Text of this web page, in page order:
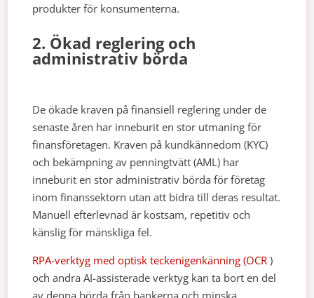
produkter för konsumenterna.
2. Ökad reglering och
administrativ börda
De ökade kraven på finansiell reglering under de
senaste åren har inneburit en stor utmaning för
finansföretagen. Kraven på kundkännedom (KYC)
och bekämpning av penningtvätt (AML) har
inneburit en stor administrativ börda för företag
inom finanssektorn utan att bidra till deras resultat.
Manuell efterlevnad är kostsam, repetitiv och
känslig för mänskliga fel.
RPA-verktyg med optisk teckenigenkänning (OCR )
och andra AI-assisterade verktyg kan ta bort en del
av denna börda från bankerna och minska